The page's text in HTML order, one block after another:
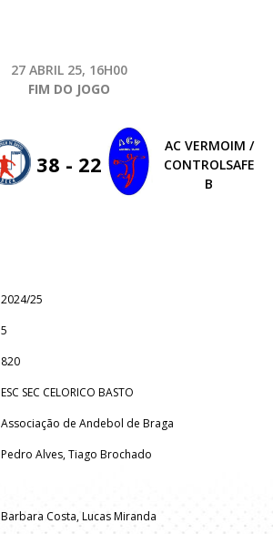
27 ABRIL 25, 16H00
FIM DO JOGO
38 - 22
AC VERMOIM /
CONTROLSAFE
B
2024/25
5
820
ESC SEC CELORICO BASTO
Associação de Andebol de Braga
Pedro Alves, Tiago Brochado
Barbara Costa, Lucas Miranda